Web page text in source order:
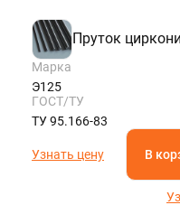
Пруток
Марка
Э125
ГОСТ/ТУ
ТУ 95.166-83
Узнать цену В